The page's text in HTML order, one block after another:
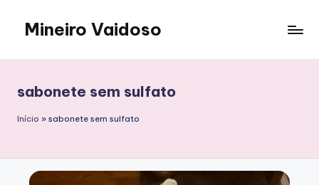
content
Mineiro Vaidoso
Autocuidado
e
Resenhas
sabonete sem sulfato
Início » sabonete sem sulfato